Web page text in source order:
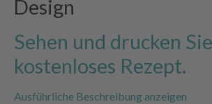
Design
Sehen und drucken
kostenloses Rezept.
Ausführliche Beschreibung anzeigen